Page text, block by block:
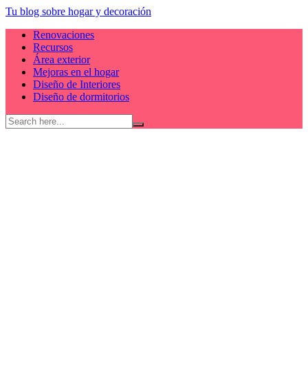
Skip
content
Tu blog sobre hogar y decoración
Renovaciones
Recursos
Área exterior
Mejoras en el hogar
Diseño de Interiores
Diseño de dormitorios